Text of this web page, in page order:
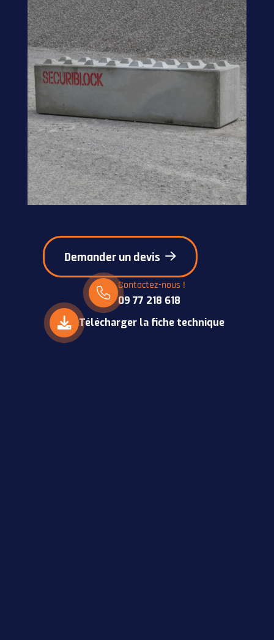
Dimensions : 240 cm x 60 cm x 60 cm
Poids : 2 tonnes
Nombre de têtes : 16
Passage de fourches : Non
Crochet : Non (option disponible)
Demander un devis
Contactez-nous !
09 77 218 618
Télécharger la fiche technique